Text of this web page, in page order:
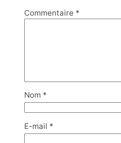
Commentaire *
Nom *
E-mail *